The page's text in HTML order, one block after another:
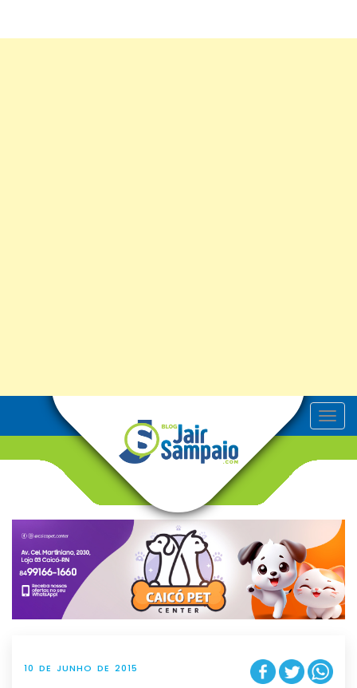
T
o
v
g
t
i
o
n
10 DE JUNHO DE 2015